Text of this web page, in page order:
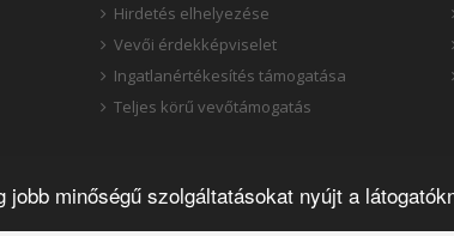
minőségű szolgáltatásokat nyújt a
Hirdetés elhelyezése
Vevői érdekképviselet
Ingatlanértékesítés támogatása
Teljes körű vevőtámogatás
INGATLANOK HORVÁT